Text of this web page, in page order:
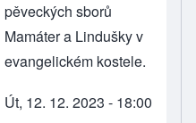
pěveckých sborů
Mamáter a Lindušky v
evangelickém kostele.
Út, 12. 12. 2023 - 18:00